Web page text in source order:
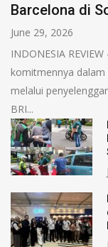
Barcelona di
June 29, 2026
INDONESIA
komitmennya dalam
melalui
BRI...